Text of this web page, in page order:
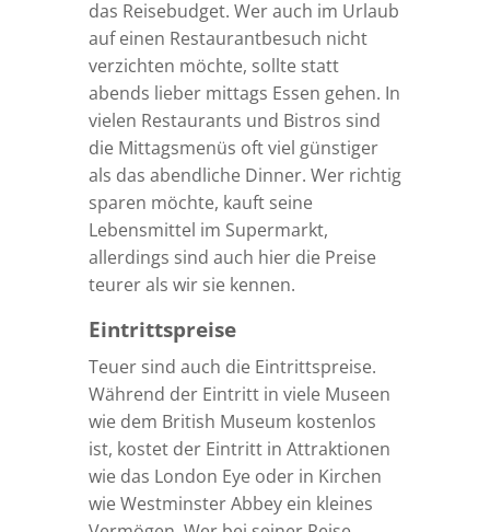
das Reisebudget. Wer auch im Urlaub
auf einen Restaurantbesuch nicht
verzichten möchte, sollte statt
abends lieber mittags Essen gehen. In
vielen Restaurants und Bistros sind
die Mittagsmenüs oft viel günstiger
als das abendliche Dinner. Wer richtig
sparen möchte, kauft seine
Lebensmittel im Supermarkt,
allerdings sind auch hier die Preise
teurer als wir sie kennen.
Eintrittspreise
Teuer sind auch die Eintrittspreise.
Während der Eintritt in viele Museen
wie dem British Museum kostenlos
ist, kostet der Eintritt in Attraktionen
wie das London Eye oder in Kirchen
wie Westminster Abbey ein kleines